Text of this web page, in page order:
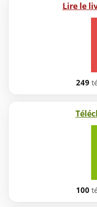
Lire le
249
100